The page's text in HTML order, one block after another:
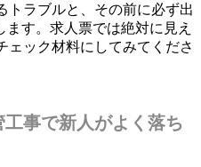
トラブルと、その前に必ず出
す。求人票では絶対に見え
ェック材料にしてみてくださ
事で新人がよく落ち